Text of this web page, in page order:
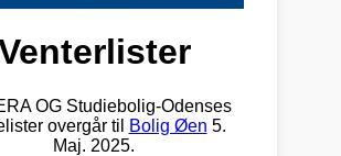
OG Studiebolig-Odenses
overgår til
Bolig Øen 5.
Maj. 2025.